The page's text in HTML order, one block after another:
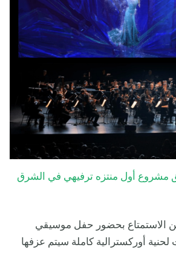
مشروع أول منتزه ترفيهي في الشرق
الاستمتاع بحضور حفل موسيقي
لحنية أوركسترالية كاملة سيتم عزفها